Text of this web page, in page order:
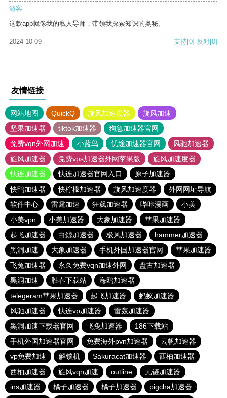
游客
这款app就像我的私人导师，带领我探索知识的奥秘。
2024-10-09 支持[0] 反对[0]
友情链接
网站地图 QuickQ 旋风加速度器
旋风加速
坚果加速器
tiktok加速器
狗急加速器官网
免费vqn外网加速
小蓝鸟 优途加速器官网
风驰加速器
旋风加速器
免费vps加速器外网苹果版
旋风加速度器
快连加速器
快连加速器官网入口
原子加速器
快鸭加速器
快柠檬加速器 旋风加速度器
外网网址导航
软件中心
雷霆加速 狂飙加速器 哔咔漫画
小美
小美vpn
小美加速器 大象加速器
苹果加速器
起飞加速器
白鲸加速器 极风加速器
hammer加速器
黑洞加速
大象加速器 手机外国加速器官网
苹果加速器
飞兔加速器
永久免费vqn加速外网
盘古加速器
黑洞加速
胜春下载站
海鸥加速器
telegeram苹果加速器
起飞加速器
蚂蚁加速器
风驰加速器
快连vp加速器
雷轰加速器
黑洞加速下载器官网
飞兔加速器
186下载站
手机外国加速器官网
免费海外pvn加速器
云帆加速器
vp免费加速
解锁机 Sakuracat加速器
西柚加速器
西柚加速器
旋风vqn加速 outline
元链加速器
ins加速器
橘子加速器 橘子加速器 pigcha加速器